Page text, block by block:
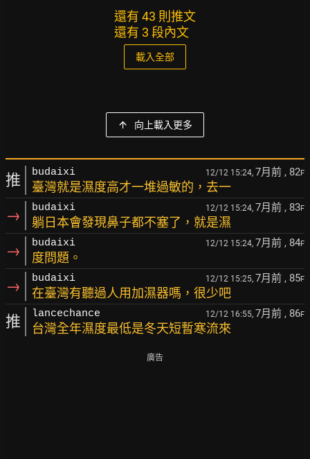
還有 43 則推文
還有 3 段內文
載入全部
向上載入更多
推 budaixi 12/12 15:24, 7月前 , 82F
臺灣就是濕度高才一堆過敏的，去一
→ budaixi 12/12 15:24, 7月前 , 83F
躺日本會發現鼻子都不塞了，就是濕
→ budaixi 12/12 15:24, 7月前 , 84F
度問題。
→ budaixi 12/12 15:25, 7月前 , 85F
在臺灣有聽過人用加濕器嗎，很少吧
推 lancechance 12/12 16:55, 7月前 , 86F
台灣全年濕度最低是冬天短暫寒流來
廣告